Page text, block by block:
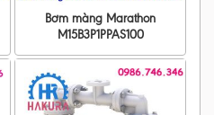
Bơm màng Marathon
M15B3P1PPAS100